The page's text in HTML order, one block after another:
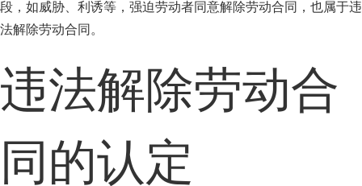
段，如威胁、利诱等，强迫劳动者同意解除劳动合同，也属于违
法解除劳动合同。
违法解除劳动合
同的认定